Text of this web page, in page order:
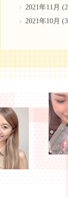
2021年11月
2021年10月